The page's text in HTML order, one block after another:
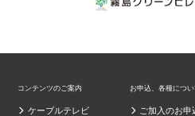
コンテンツのご案内
ケーブルテレビ
お申込、各種につい
ご加入のお申